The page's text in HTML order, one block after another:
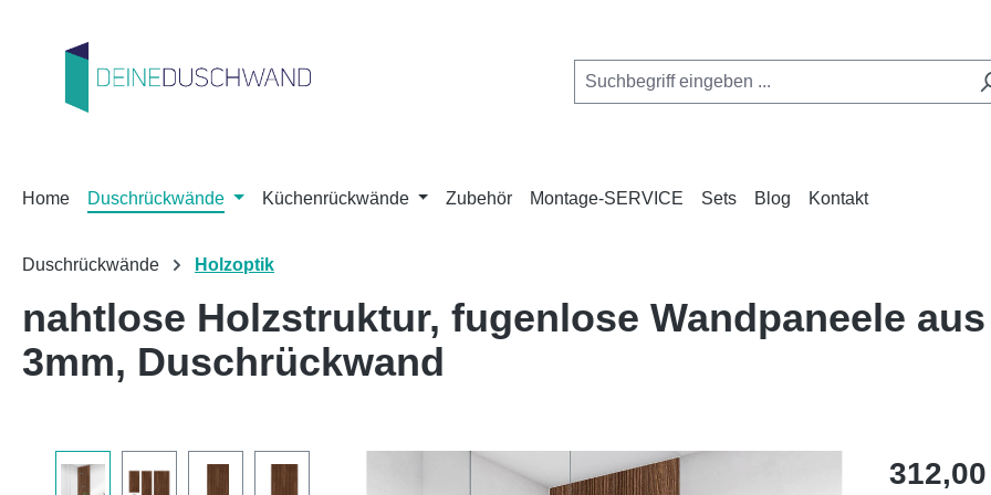
Home Duschrückwände Küchenrückwände Zubehör Montage-SERVICE Sets Blog Kontakt
Duschrückwände Holzoptik
nahtlose Holzstruktur, fugenlose Wandpaneele
3mm, Duschrückwand
Regulärer